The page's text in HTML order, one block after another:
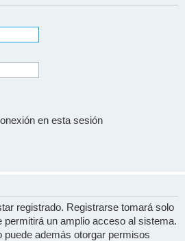
c
en esta sesión
registrado. Registrarse tomará solo
permitirá un amplio acceso al sistema.
puede además otorgar permisos